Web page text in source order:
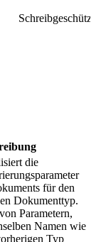
Schreibgeschützt
die
für den
Dokumenttyp.
Parametern,
Namen wie
Typ